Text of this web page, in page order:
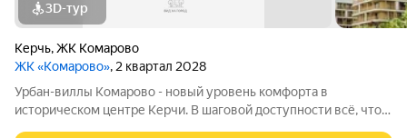
3D-тур
Керчь,ЖК Комарово
ЖК «Комарово», 2 квартал 2028
Урбан-виллы Комарово - новый уровень комфорта в
историческом центре Керчи. В шаговой доступности всё, что